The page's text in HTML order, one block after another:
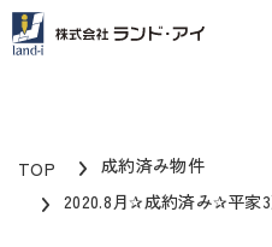
TOP
成約済み物件
2020.8月✰成約済み✰平家